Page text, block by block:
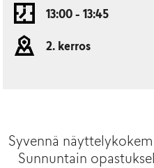
13:00 - 13:45
2. kerros
Syvennä
Sunnuntain